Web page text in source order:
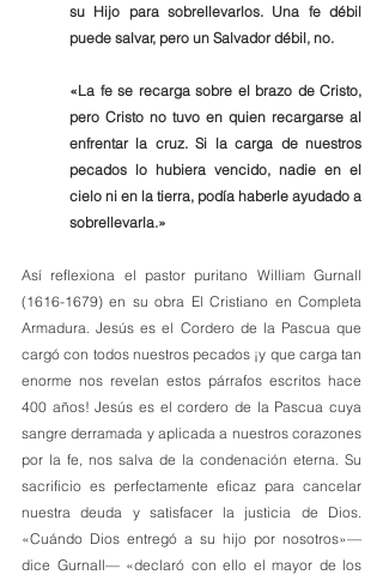
su Hijo para sobrellevarlos. Una fe débil
puede salvar, pero un Salvador débil, no.
«La fe se recarga sobre el brazo de Cristo,
pero Cristo no tuvo en quien recargarse al
enfrentar la cruz. Si la carga de nuestros
pecados lo hubiera vencido, nadie en el
cielo ni en la tierra, podía haberle ayudado a
sobrellevarla.»
Así reflexiona el pastor puritano William Gurnall
(1616-1679) en su obra El Cristiano en Completa
Armadura. Jesús es el Cordero de la Pascua que
cargó con todos nuestros pecados ¡y que carga tan
enorme nos revelan estos párrafos escritos hace
400 años! Jesús es el cordero de la Pascua cuya
sangre derramada y aplicada a nuestros corazones
por la fe, nos salva de la condenación eterna. Su
sacrificio es perfectamente eficaz para cancelar
nuestra deuda y satisfacer la justicia de Dios.
«Cuándo Dios entregó a su hijo por nosotros»—
dice Gurnall— «declaró con ello el mayor de los